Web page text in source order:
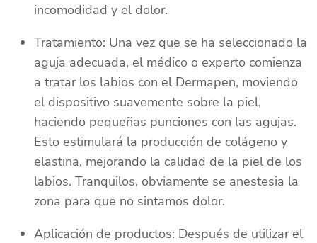
incomodidad y el dolor.
Tratamiento: Una vez que se ha seleccionado la
aguja adecuada, el médico o experto comienza
a tratar los labios con el Dermapen, moviendo
el dispositivo suavemente sobre la piel,
haciendo pequeñas punciones con las agujas.
Esto estimulará la producción de colágeno y
elastina, mejorando la calidad de la piel de los
labios. Tranquilos, obviamente se anestesia la
zona para que no sintamos dolor.
Aplicación de productos: Después de utilizar el